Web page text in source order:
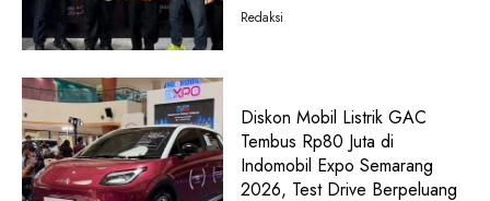
Redaksi
Diskon Mobil Listrik GAC
Tembus Rp80 Juta di
Indomobil Expo Semarang
2026, Test Drive Berpeluang